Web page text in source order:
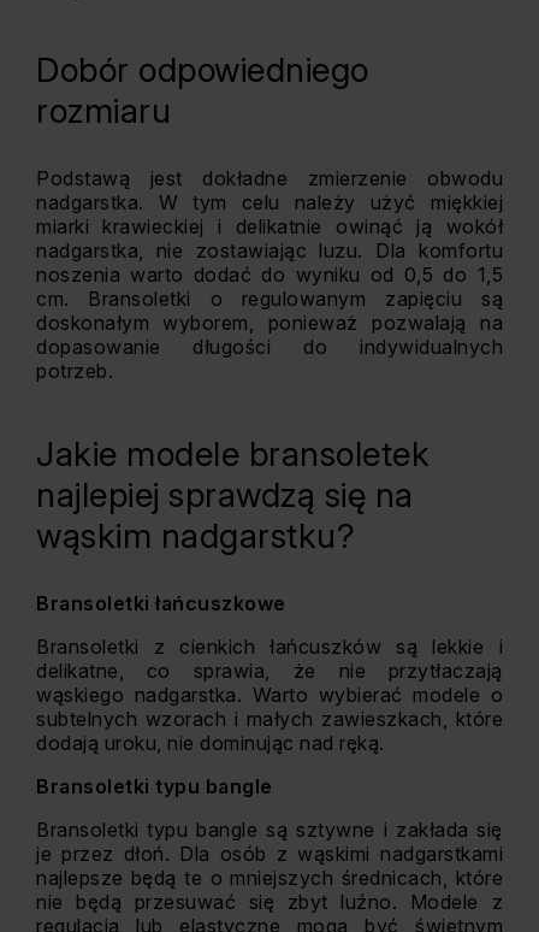
Dobór odpowiedniego
rozmiaru
Podstawą jest dokładne zmierzenie obwodu
nadgarstka. W tym celu należy użyć miękkiej
miarki krawieckiej i delikatnie owinąć ją wokół
nadgarstka, nie zostawiając luzu. Dla komfortu
noszenia warto dodać do wyniku od 0,5 do 1,5
cm. Bransoletki o regulowanym zapięciu są
doskonałym wyborem, ponieważ pozwalają na
dopasowanie długości do indywidualnych
potrzeb.
Jakie modele bransoletek
najlepiej sprawdzą się na
wąskim nadgarstku?
Bransoletki łańcuszkowe
Bransoletki z cienkich łańcuszków są lekkie i
delikatne, co sprawia, że nie przytłaczają
wąskiego nadgarstka. Warto wybierać modele o
subtelnych wzorach i małych zawieszkach, które
dodają uroku, nie dominując nad ręką.
Bransoletki typu bangle
Bransoletki typu bangle są sztywne i zakłada się
je przez dłoń. Dla osób z wąskimi nadgarstkami
najlepsze będą te o mniejszych średnicach, które
nie będą przesuwać się zbyt luźno. Modele z
regulacją lub elastyczne mogą być świetnym